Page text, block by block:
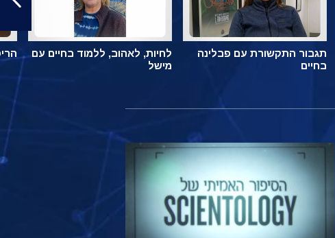
תגבור התקשורת עם פבלינה
בחיים
לחיות, לאהוב, ללמוד בחיים עם
מישל